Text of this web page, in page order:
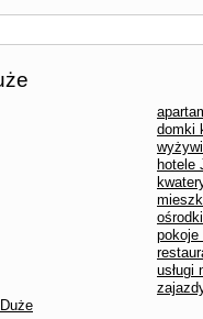
domki
hotele
pokoje
usługi